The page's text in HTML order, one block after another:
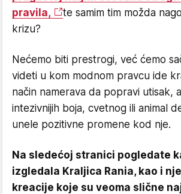
pravila,
te samim tim možda
krizu?
Nećemo biti prestrogi, već ćemo
videti u kom modnom pravcu ide
način namerava da popravi utisak,
intezivnijih boja, cvetnog ili animal
unele pozitivne promene kod nje.
Na sledećoj stranici pogledate
izgledala Kraljica Rania, kao i
kreacije koje su veoma slične